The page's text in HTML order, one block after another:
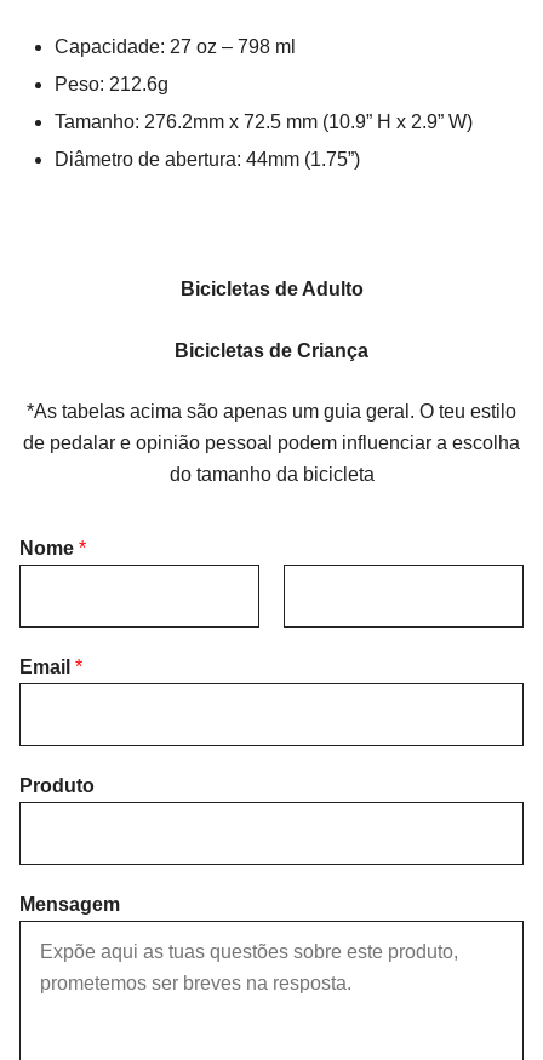
Capacidade: 27 oz – 798 ml
Peso: 212.6g
Tamanho: 276.2mm x 72.5 mm (10.9” H x 2.9” W)
Diâmetro de abertura: 44mm (1.75”)
Bicicletas de Adulto
Bicicletas de Criança
*As tabelas acima são apenas um guia geral. O teu estilo
de pedalar e opinião pessoal podem influenciar a escolha
do tamanho da bicicleta
Nome *
t
Email *
Produto
Mensagem